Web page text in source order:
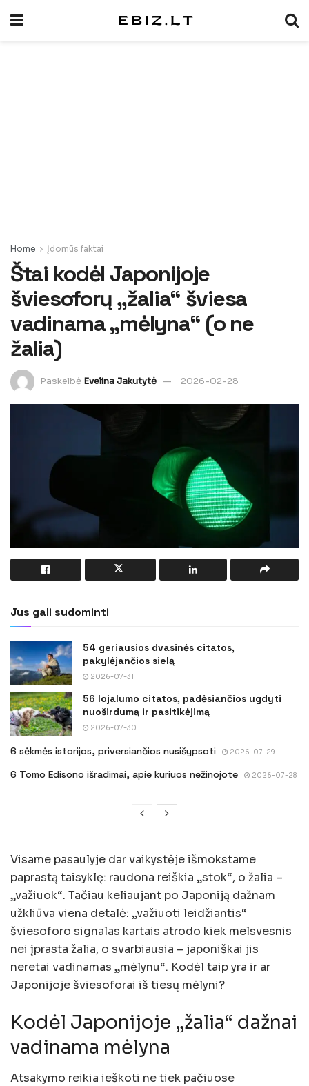
Home Įdomūs faktai
Štai kodėl Japonijoje
šviesoforų „žalia“ šviesa
vadinama „mėlyna“ (o ne
žalia)
Paskelbė Evelina Jakutytė 2026-02-28
Jus gali sudominti
54 geriausios dvasinės citatos,
pakylėjančios sielą
2026-07-31
56 lojalumo citatos, padėsiančios ugdyti
nuoširdumą ir pasitikėjimą
2026-07-30
6 sėkmės istorijos, priversiančios nusišypsoti 2026-07-29
6 Tomo Edisono išradimai, apie kuriuos nežinojote 2026-07-28
Visame pasaulyje dar vaikystėje išmokstame
paprastą taisyklę: raudona reiškia „stok“, o žalia –
„važiuok“. Tačiau keliaujant po Japoniją dažnam
užkliūva viena detalė: „važiuoti leidžiantis“
šviesoforo signalas kartais atrodo kiek melsvesnis
nei įprasta žalia, o svarbiausia – japoniškai jis
neretai vadinamas „mėlynu“. Kodėl taip yra ir ar
Japonijoje šviesoforai iš tiesų mėlyni?
Kodėl Japonijoje „žalia“ dažnai
vadinama mėlyna
Atsakymo reikia ieškoti ne tiek pačiuose